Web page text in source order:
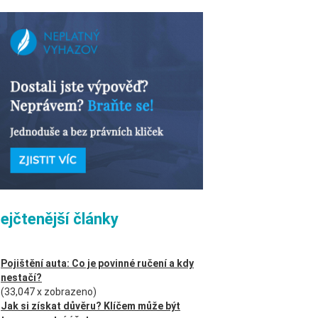
články
Pojištění auta: Co je povinné ručení a kdy
nestačí?
(33,047 x zobrazeno)
Jak si získat důvěru? Klíčem může být